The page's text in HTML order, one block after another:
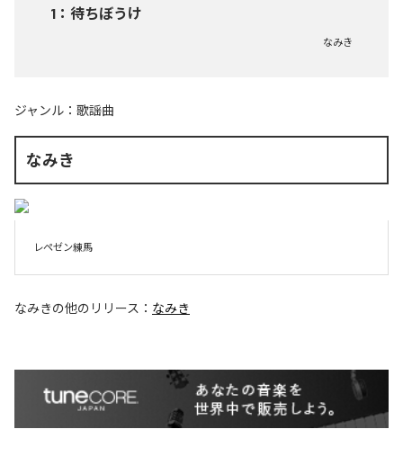
1 ： 待ちぼうけ
なみき
ジャンル： 歌謡曲
なみき
レペゼン練馬
なみきの他のリリース： なみき